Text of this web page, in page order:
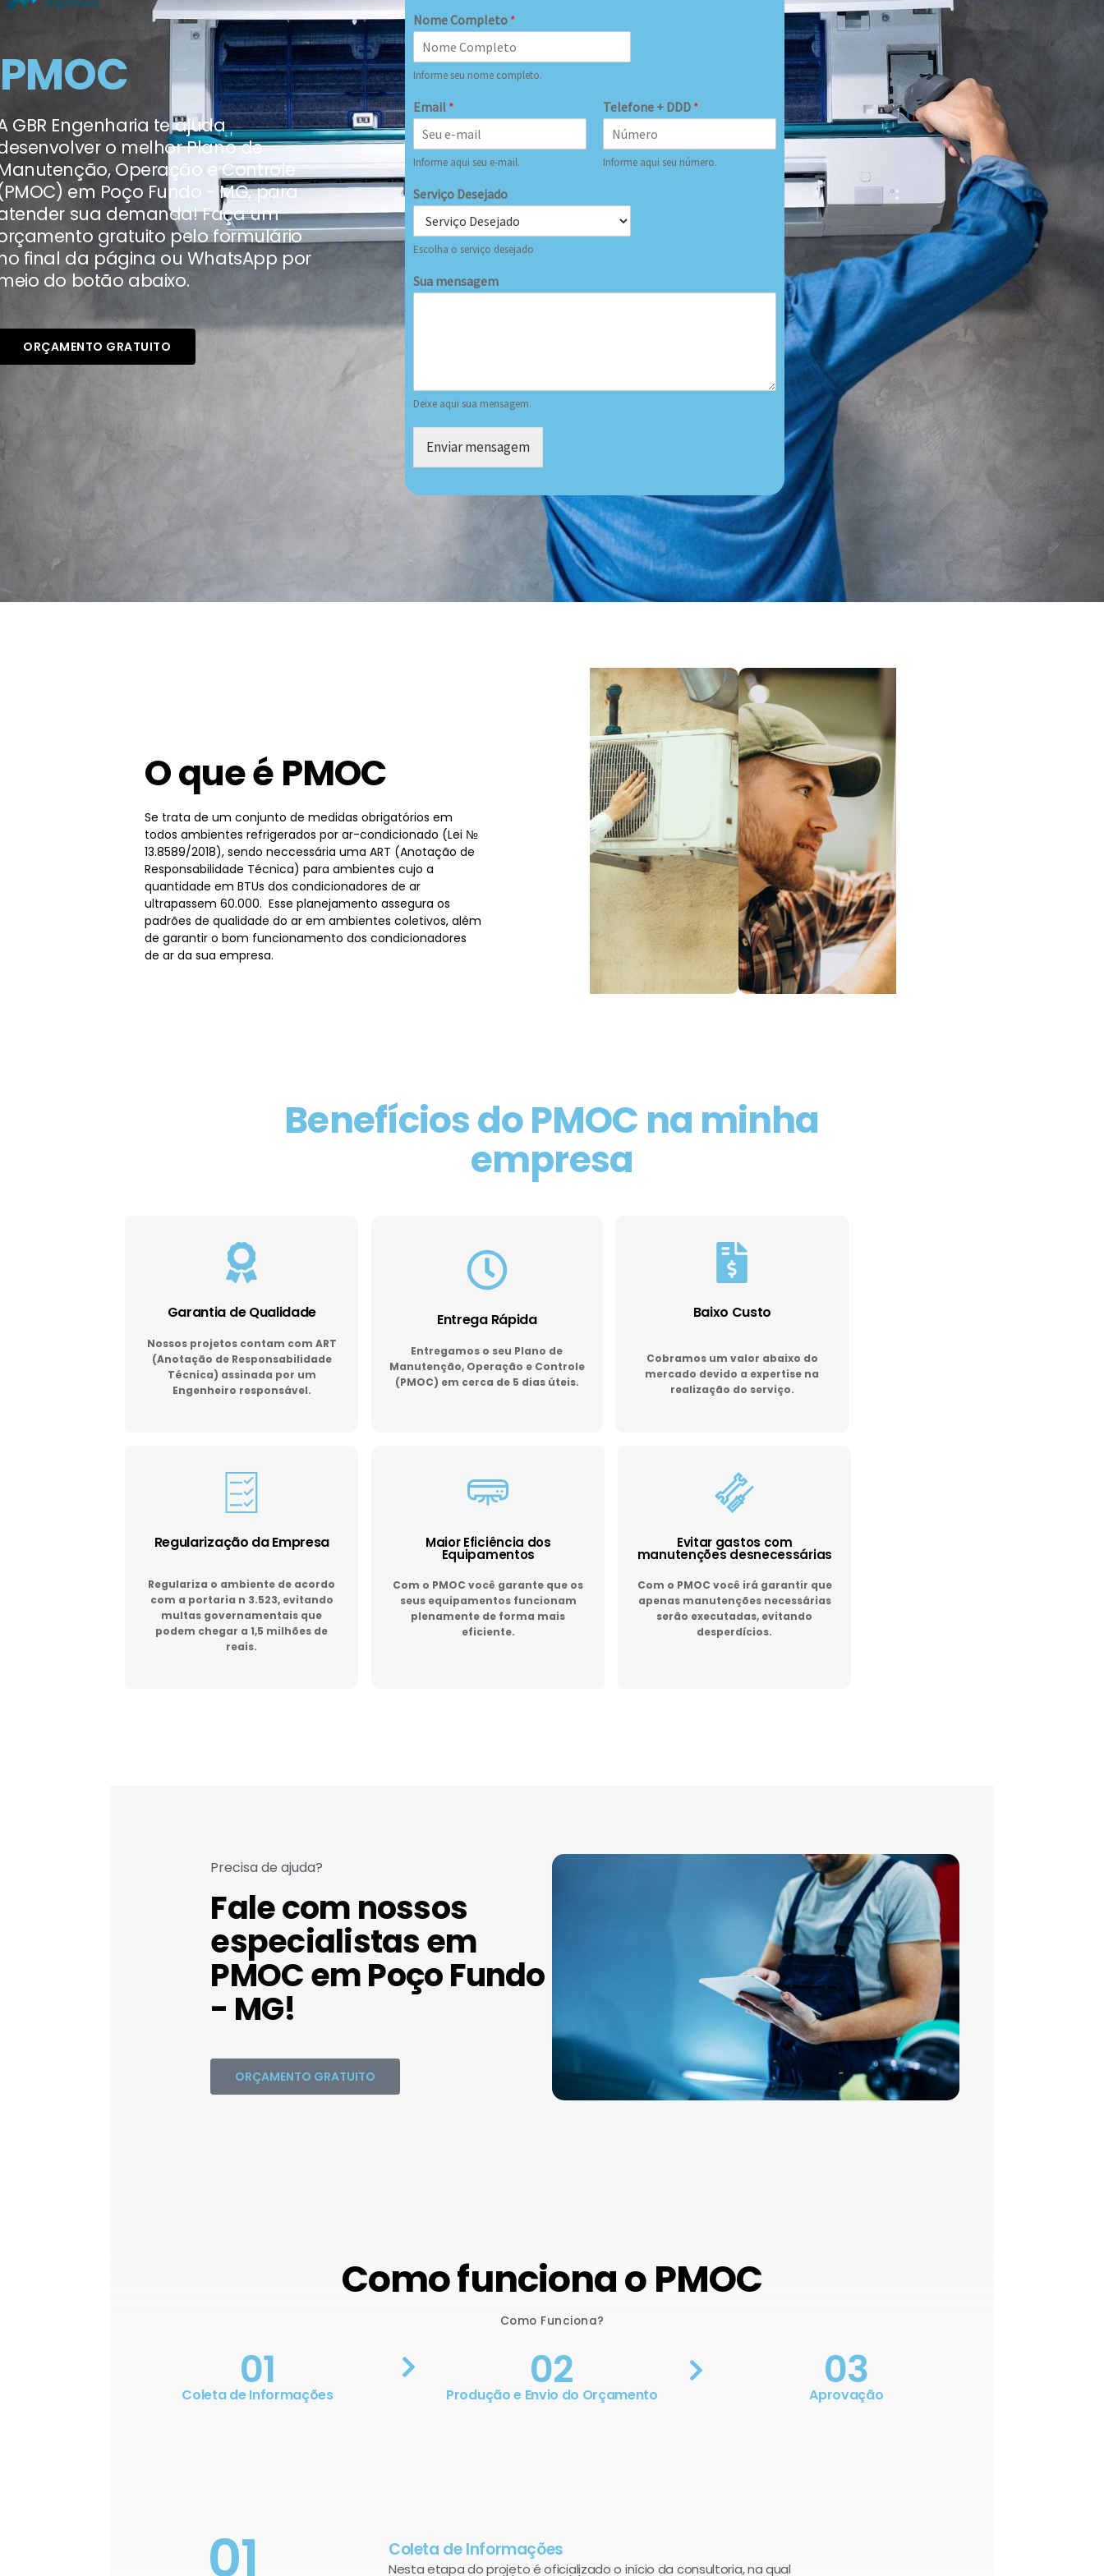
PMOC
GBR Engenharia te ajuda
o melhor Plano de
Operação e Controle
em Poço Fundo - MG, para
sua demanda! Faça um
gratuito pelo formulário
final da página ou WhatsApp por
do botão abaixo.
ORÇAMENTO GRATUITO
Nome Completo *
Informe seu nome completo.
Email *
Informe aqui seu e-mail.
Telefone + DDD *
Informe aqui seu número.
Serviço Desejado
Escolha o serviço desejado
Sua mensagem
Deixe aqui sua mensagem.
Enviar mensagem
O que é PMOC
Se trata de um conjunto de medidas obrigatórios em
todos ambientes refrigerados por ar-condicionado (Lei №
13.8589/2018), sendo neccessária uma ART (Anotação de
Responsabilidade Técnica) para ambientes cujo a
quantidade em BTUs dos condicionadores de ar
ultrapassem 60.000. Esse planejamento assegura os
padrões de qualidade do ar em ambientes coletivos, além
de garantir o bom funcionamento dos condicionadores
de ar da sua empresa.
Benefícios do PMOC na minha
empresa
Garantia de Qualidade
Nossos projetos contam com ART
(Anotação de Responsabilidade
Técnica) assinada por um
Engenheiro responsável.
Entrega Rápida
Entregamos o seu Plano de
Manutenção, Operação e Controle
(PMOC) em cerca de 5 dias úteis.
Baixo Custo
Cobramos um valor abaixo do
mercado devido a expertise na
realização do serviço.
Regularização da Empresa
Regulariza o ambiente de acordo
com a portaria n 3.523, evitando
multas governamentais que
podem chegar a 1,5 milhões de
reais.
Maior Eficiência dos
Equipamentos
Com o PMOC você garante que os
seus equipamentos funcionam
plenamente de forma mais
eficiente.
Evitar gastos com
manutenções desnecessárias
Com o PMOC você irá garantir que
apenas manutenções necessárias
serão executadas, evitando
desperdícios.
Precisa de ajuda?
Fale com nossos
especialistas em
PMOC em Poço Fundo
- MG!
ORÇAMENTO GRATUITO
Como funciona o PMOC
Como Funciona?
01
Coleta de Informações 02
Produção e Envio do Orçamento 03
Aprovação
01 Coleta de Informações
Nesta etapa do projeto é oficializado o início da consultoria, na qual